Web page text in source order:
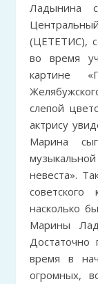
Ладынина
(ЦЕТЕТИС),
во время
картине
слепой
актрису
Марина
невеста».
насколько
Марины
время в
огромных,